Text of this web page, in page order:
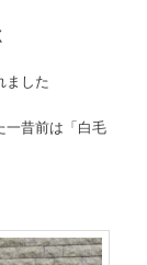
ました
一昔前は「白毛